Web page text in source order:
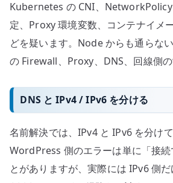
Kubernetes の CNI、
定、Proxy 環境変数、コンテナイメ
どを疑います。Node からも通らな
の Firewall、Proxy、DNS、回線側の
DNS と IPv4 / IPv6 を分ける
名前解決では、IPv4 と IPv6 を分けて
WordPress 側のエラーは単に「接続
とがありますが、実際には IPv6 側だ